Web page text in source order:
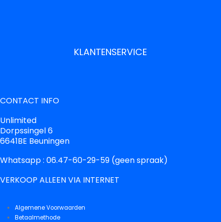
KLANTENSERVICE
CONTACT INFO
Unlimited
Dorpssingel 6
6641BE Beuningen
Whatsapp : 06.47-60-29-59 (geen spraak)
VERKOOP ALLEEN VIA INTERNET
Algemene Voorwaarden
Betaalmethode